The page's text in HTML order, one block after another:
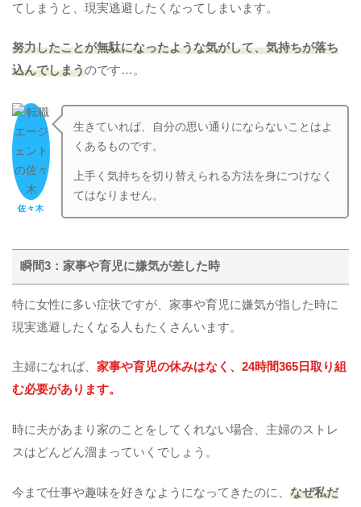
てしまうと、現実逃避したくなってしまいます。
努力したことが無駄になったような気がして、気持ちが落ち
込んでしまうのです…。
佐々木
生きていれば、自分の思い通りにならないことはよ
くあるものです。
上手く気持ちを切り替えられる方法を身につけなく
てはなりません。
瞬間3：家事や育児に嫌気が差した時
特に女性に多い症状ですが、家事や育児に嫌気が指した時に
現実逃避したくなる人もたくさんいます。
主婦になれば、 家事や育児の休みはなく、24時間365日取り組
む必要があります。
時に夫があまり家のことをしてくれない場合、主婦のストレ
スはどんどん溜まっていくでしょう。
今まで仕事や趣味を好きなようになってきたのに、 なぜ私だ